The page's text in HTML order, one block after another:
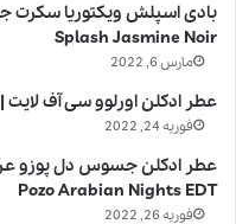
Splash Jasmine Noir
مارس 6, 2022
عطر ادکلن اورلوو سی آف لایت | Orlov Paris Sea of Light
فوریه 24, 2022
Pozo Arabian Nights EDT
فوریه 26, 2022